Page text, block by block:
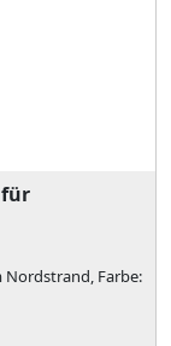
für
Nordstrand, Farbe: